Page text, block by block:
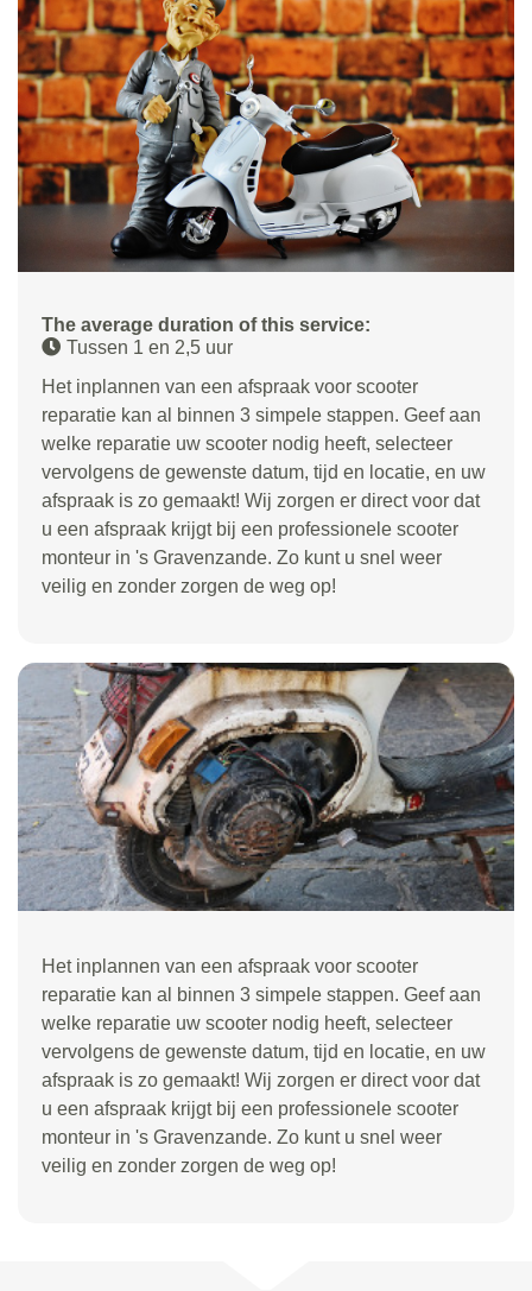
The average duration of this service:
Tussen 1 en 2,5 uur
Het inplannen van een afspraak voor scooter
reparatie kan al binnen 3 simpele stappen. Geef aan
welke reparatie uw scooter nodig heeft, selecteer
vervolgens de gewenste datum, tijd en locatie, en uw
afspraak is zo gemaakt! Wij zorgen er direct voor dat
u een afspraak krijgt bij een professionele scooter
monteur in 's Gravenzande. Zo kunt u snel weer
veilig en zonder zorgen de weg op!
Het inplannen van een afspraak voor scooter
reparatie kan al binnen 3 simpele stappen. Geef aan
welke reparatie uw scooter nodig heeft, selecteer
vervolgens de gewenste datum, tijd en locatie, en uw
afspraak is zo gemaakt! Wij zorgen er direct voor dat
u een afspraak krijgt bij een professionele scooter
monteur in 's Gravenzande. Zo kunt u snel weer
veilig en zonder zorgen de weg op!